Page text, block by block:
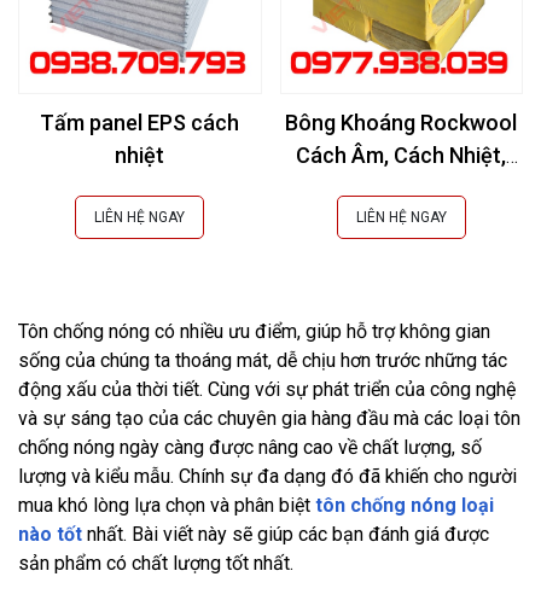
Tấm panel EPS cách
nhiệt
LIÊN HỆ NGAY
Bông Khoáng Rockwool
Cách Âm, Cách Nhiệt,
LIÊN HỆ NGAY
Tôn chống nóng có nhiều ưu điểm, giúp hỗ trợ không gian
sống của chúng ta thoáng mát, dễ chịu hơn trước những tác
động xấu của thời tiết. Cùng với sự phát triển của công nghệ
và sự sáng tạo của các chuyên gia hàng đầu mà các loại tôn
chống nóng ngày càng được nâng cao về chất lượng, số
lượng và kiểu mẫu. Chính sự đa dạng đó đã khiến cho người
mua khó lòng lựa chọn và phân biệt tôn chống nóng loại
nào tốt nhất. Bài viết này sẽ giúp các bạn đánh giá được
sản phẩm có chất lượng tốt nhất.